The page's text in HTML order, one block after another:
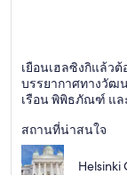
เฮลซิงกิ
ช้อปปิ้ง, ธุรกิจ,
เที่ยวกับครอบครัว
เยือนเฮลซิงกิแล้ว
บรรยากาศทางวัฒ
เรือน พิพิธภัณฑ์ แล
สถานที่น่าสนใจ
Helsinki